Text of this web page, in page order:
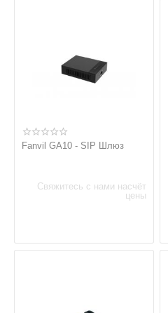
Fanvil GA10 - SIP Шлюз
Свяжитесь с нами насчёт
цены